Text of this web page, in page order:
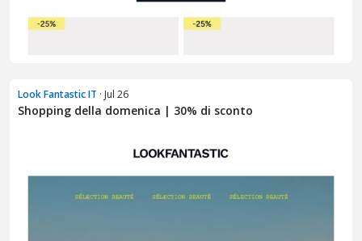
Look Fantastic IT · Jul 26
Shopping della domenica | 30% di sconto